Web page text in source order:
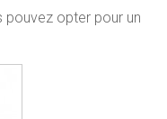
pouvez opter pour un